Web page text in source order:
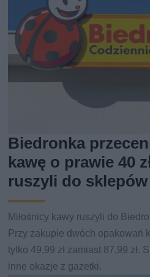
Biedronka
kawę o prawie 40
ruszyli do sklepów
Miłośnicy kawy ruszyli do
Przy zakupie dwóch opakowań
tylko 49,99 zł zamiast 87,99 zł.
inne okazje z gazetki.